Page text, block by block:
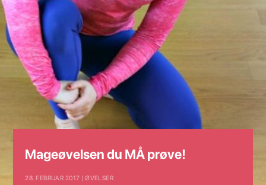
Mageøvelsen du MÅ prøve!
28. FEBRUAR 2017 | ØVELSER